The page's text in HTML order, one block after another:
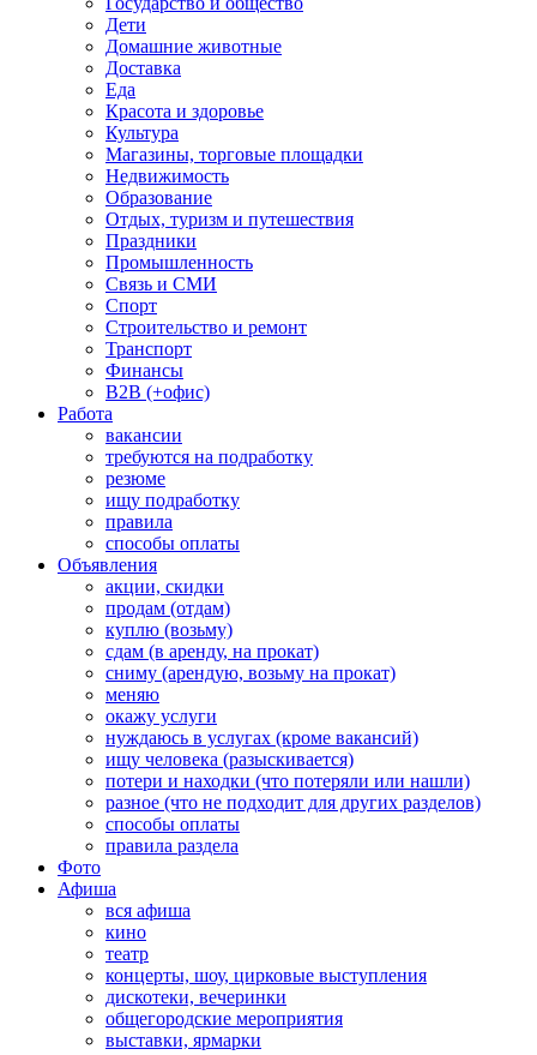
Дети
Домашние животные
Доставка
Еда
Красота и здоровье
Культура
Магазины, торговые площадки
Недвижимость
Образование
Отдых, туризм и путешествия
Праздники
Промышленность
Связь и СМИ
Спорт
Строительство и ремонт
Транспорт
Финансы
B2B (+офис)
Работа
вакансии
требуются на подработку
резюме
ищу подработку
правила
способы оплаты
Объявления
акции, скидки
продам (отдам)
куплю (возьму)
сдам (в аренду, на прокат)
сниму (арендую, возьму на прокат)
меняю
окажу услуги
нуждаюсь в услугах (кроме вакансий)
ищу человека (разыскивается)
потери и находки (что потеряли или нашли)
разное (что не подходит для других разделов)
способы оплаты
правила раздела
Фото
Афиша
вся афиша
кино
театр
концерты, шоу, цирковые выступления
дискотеки, вечеринки
общегородские мероприятия
выставки, ярмарки